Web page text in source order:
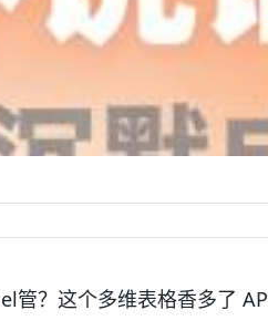
管？这个多维表格香多了